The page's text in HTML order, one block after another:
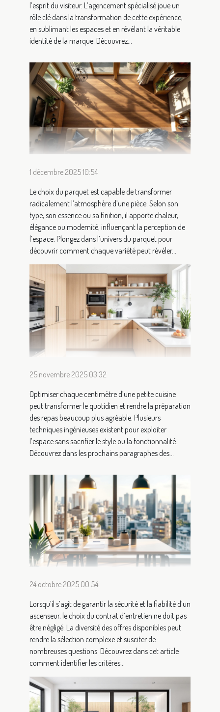
l’esprit du visiteur. L’agencement spécialisé joue un
rôle clé dans la transformation de cette expérience,
en sublimant les espaces et en révélant la véritable
identité de la marque. Découvrez...
1 décembre 2025 10:54
Le choix du parquet est capable de transformer
radicalement l’atmosphère d’une pièce. Selon son
type, son essence ou sa finition, il apporte chaleur,
élégance ou modernité, influençant la perception de
l’espace. Plongez dans l’univers du parquet pour
découvrir comment chaque variété peut révéler...
25 novembre 2025 03:32
Optimiser chaque centimètre d’une petite cuisine
peut transformer le quotidien et rendre la préparation
des repas beaucoup plus agréable. Plusieurs
techniques ingénieuses existent pour exploiter
l’espace sans sacrifier le style ou la fonctionnalité.
Découvrez dans les prochains paragraphes des...
24 octobre 2025 00:54
Lorsqu’il s’agit de garantir la sécurité et la fiabilité d’un
ascenseur, le choix du contrat d’entretien ne doit pas
être négligé. La diversité des offres disponibles peut
rendre la sélection complexe et susciter de
nombreuses questions. Découvrez dans cet article
comment identifier les critères...